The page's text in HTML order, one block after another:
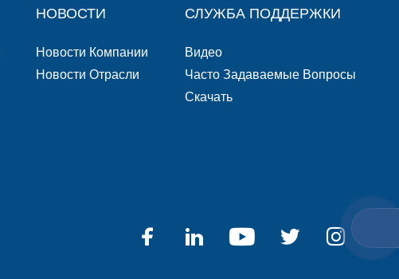
НОВОСТИ
Новости Компании
Новости Отрасли
СЛУЖБА ПОДДЕРЖКИ
Видео
Часто Задаваемые Вопросы
Скачать